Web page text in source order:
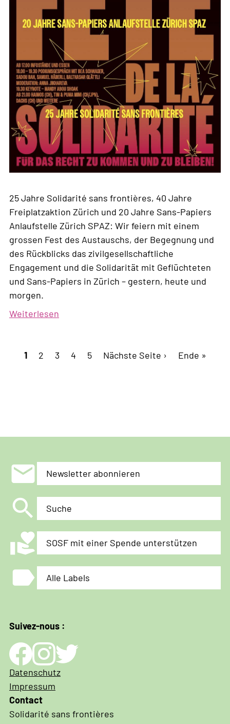
25 Jahre Solidarité sans frontières, 40 Jahre
Freiplatzaktion Zürich und 20 Jahre Sans-Papiers
Anlaufstelle Zürich SPAZ: Wir feiern mit einem
grossen Fest des Austauschs, der Begegnung und
des Rückblicks das zivilgesellschaftliche
Engagement und die Solidarität mit Geflüchteten
und Sans-Papiers in Zürich – gestern, heute und
morgen.
Weiterlesen
Seitennummerierung
Aktuelle
1 Page
2 Page
3 Page
4 Page
5
Nächste
Nächste Seite ›
Letzte
Ende »
mail Newsletter abonnieren
search Suche
volunteer_activism SOSF mit einer Spende unterstützen
label Alle Labels
Suivez-nous :
Impressum
und
Datenschutz
Datenschutz
Impressum
Contact
Solidarité sans frontières